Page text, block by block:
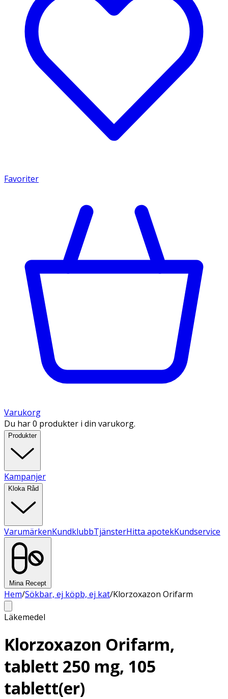
Favoriter
Varukorg
Du har 0 produkter i din varukorg.
Produkter
Kampanjer
Kloka Råd
VarumärkenKundklubbTjänsterHitta apotekKundservice
Mina Recept
Hem/Sökbar, ej köpb, ej kat/Klorzoxazon Orifarm
Läkemedel
Klorzoxazon Orifarm,
tablett 250 mg, 105
tablett(er)